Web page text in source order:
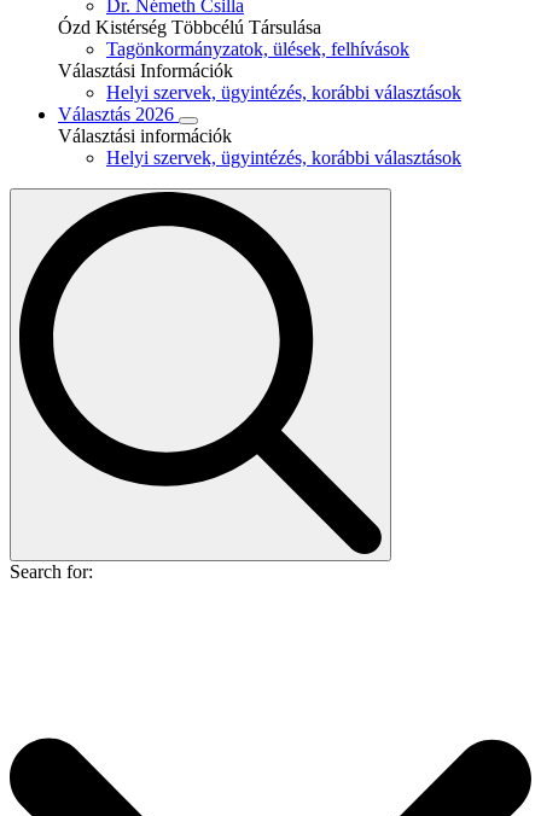
Dr. Németh Csilla
Ózd Kistérség Többcélú Társulása
Tagönkormányzatok, ülések, felhívások
Választási Információk
Helyi szervek, ügyintézés, korábbi választások
Választás 2026
Választási információk
Helyi szervek, ügyintézés, korábbi választások
Search for: